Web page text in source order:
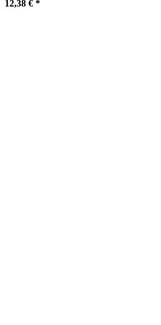
12,38 € *